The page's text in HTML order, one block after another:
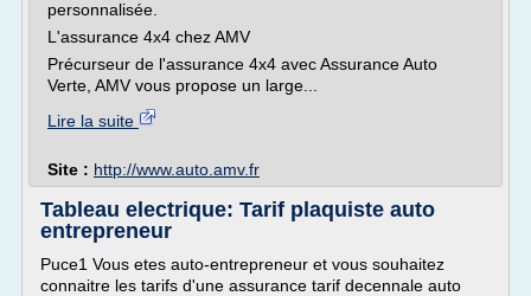
personnalisée.
L'assurance 4x4 chez AMV
Précurseur de l'assurance 4x4 avec Assurance Auto
Verte, AMV vous propose un large...
Lire la suite
Site : http://www.auto.amv.fr
Tableau electrique: Tarif plaquiste auto
entrepreneur
Puce1 Vous etes auto-entrepreneur et vous souhaitez
connaitre les tarifs d'une assurance tarif decennale auto